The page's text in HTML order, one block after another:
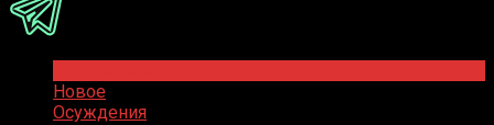
Новое
Осуждения